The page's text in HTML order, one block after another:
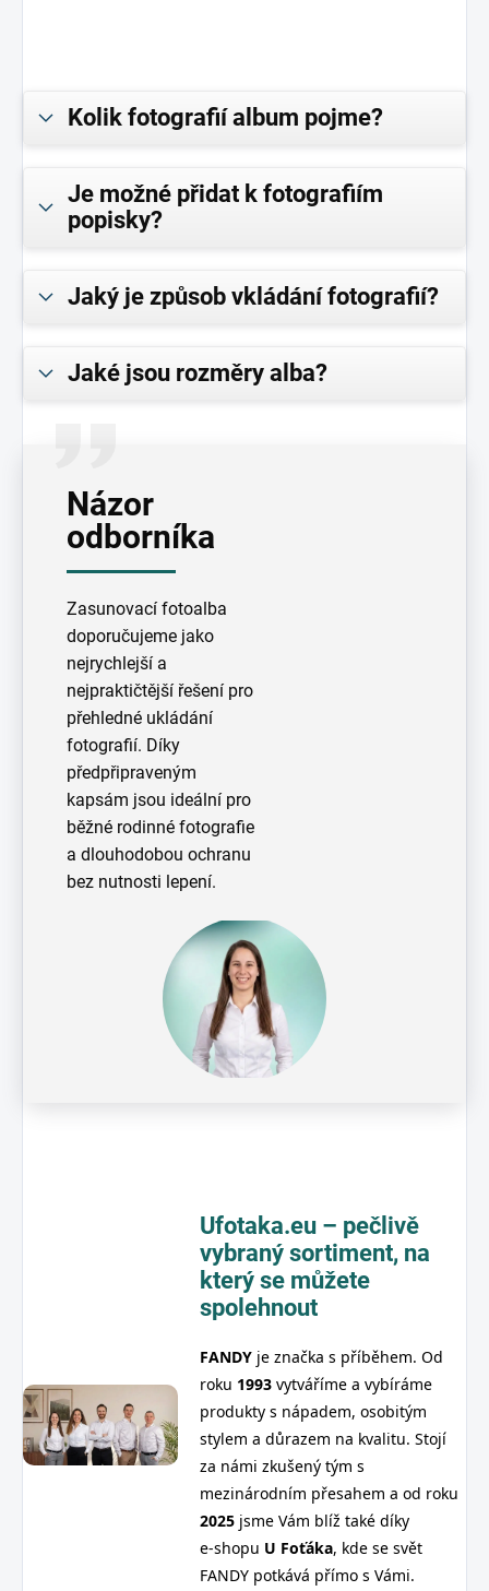
Kolik fotografií album pojme?
Je možné přidat k fotografiím
popisky?
Jaký je způsob vkládání fotografií?
Jaké jsou rozměry alba?
Názor
odborníka
Zasunovací fotoalba
doporučujeme jako
nejrychlejší a
nejpraktičtější řešení pro
přehledné ukládání
fotografií. Díky
předpřipraveným
kapsám jsou ideální pro
běžné rodinné fotografie
a dlouhodobou ochranu
bez nutnosti lepení.
Ufotaka.eu – pečlivě
vybraný sortiment, na
který se můžete
spolehnout
FANDY je značka s příběhem. Od
roku 1993 vytváříme a vybíráme
produkty s nápadem, osobitým
stylem a důrazem na kvalitu. Stojí
za námi zkušený tým s
mezinárodním přesahem a od roku
2025 jsme Vám blíž také díky
e‑shopu U Foťáka, kde se svět
FANDY potkává přímo s Vámi.